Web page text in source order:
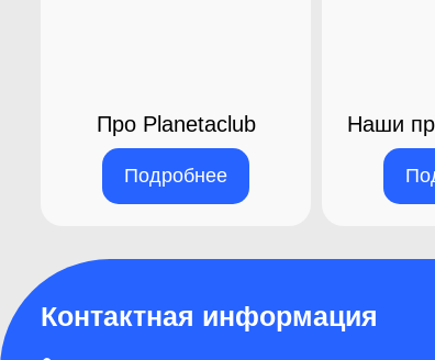
Про Planetaclub
Подробнее
Наши
Контактная информация